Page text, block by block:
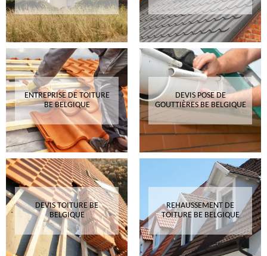
ENTREPRISE DE TOITURE
BE BELGIQUE
DEVIS POSE DE
GOUTTIÈRES BE BELGIQUE
DEVIS TOITURE BE
BELGIQUE
REHAUSSEMENT DE
TOITURE BE BELGIQUE